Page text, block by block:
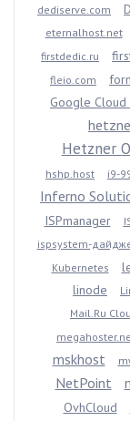
dediserve.com
eternalhost.net
firstdedic.ru
fleio.com
Google
Hetzner
hshp.host
i9-
Inferno
ISPmanager
ispsystem-
Kubernetes
linode
Mail.Ru
mskhost
NetPoint
OvhCloud